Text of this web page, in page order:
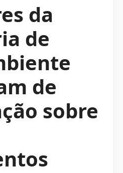
da
de
de
sobre